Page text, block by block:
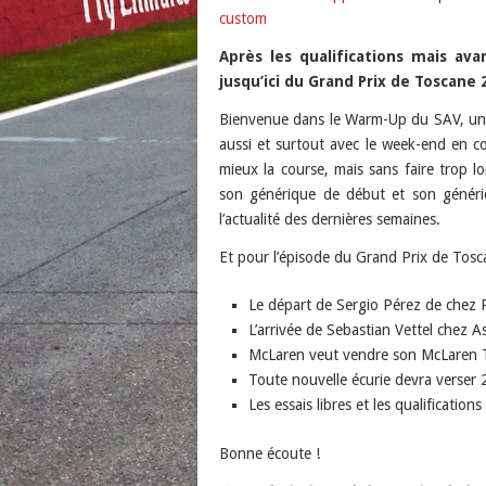
custom
RSS FEED
LINK
EMBED
custom
Après les qualifications mais
jusqu’ici du Grand Prix de Toscane
Bienvenue dans le Warm-Up du SAV,
aussi et surtout avec le week-end en
mieux la course, mais sans faire trop
son générique de début et son
l’actualité des dernières semaines.
Et pour l’épisode du Grand Prix de
Le départ de Sergio Pérez de chez
L’arrivée de Sebastian Vettel chez
McLaren veut vendre son McLaren
Toute nouvelle écurie devra verser
Les essais libres et les qualifications
Bonne écoute !